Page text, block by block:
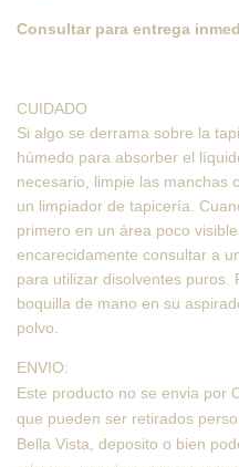
Consultar para entrega
CUIDADO
Si algo se derrama sobre la
húmedo para absorber el
necesario, limpie las manchas
un limpiador de tapicería.
primero en un área poco
encarecidamente consultar a
para utilizar disolventes puros.
boquilla de mano en su
polvo.
ENVIO:
Este producto no se envia por
que pueden ser retirados
Bella Vista, deposito o bien